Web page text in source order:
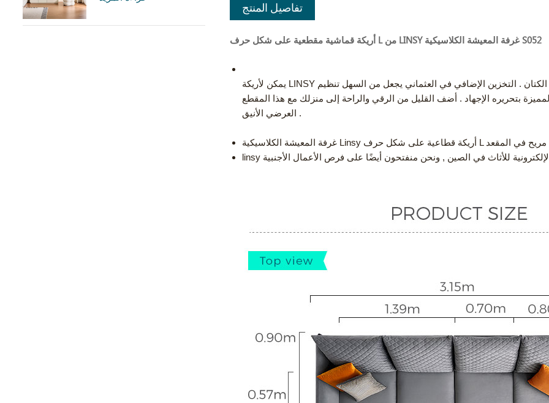
تفاصيل المنتج
أريكة قماشية مقطعية على شكل حرف L من LINSY غرفة المعيشة الكلاسيكية S052
يمكن لأريكة LINSY ترقية غرفة معيشتك مع هذه الأريكة المقطعية الأنيقة المصنوعة من الكتان . التخزين الإضافي في العثماني يجعل من السهل تنظيم
بتحريره الإجهاد . أضف القليل من الرقي والراحة إلى منزلك مع هذا المقطع
العرضي الأنيق .